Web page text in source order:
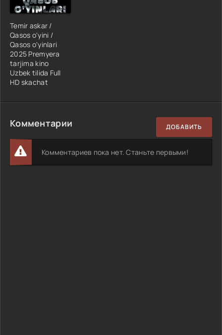
Temir askar /
Qasos o'yini /
Qasos o'yinlari
2025 Premyera
tarjima kino
Uzbek tilida Full
HD skachat
Комментарии ДОБАВИТЬ
Комментариев пока нет. Станьте первыми!